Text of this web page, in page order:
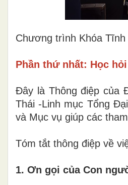
Chương trình Khóa
Phần thứ nhất: Học
Đây là Thông điệp của
Thái -Linh mục Tổng
và Mục vụ giúp các
Tóm tắt thông điệp về
1. Ơn gọi của Con